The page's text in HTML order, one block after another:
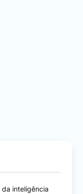
da inteligência